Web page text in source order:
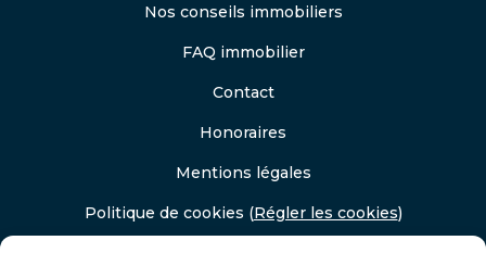
Nos conseils immobiliers
FAQ immobilier
Contact
Honoraires
Mentions légales
Politique de cookies (Régler les cookies)